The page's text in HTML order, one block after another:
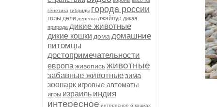
генетика гибриды города россии
горы дели деревья джайпур дикая
природа дикие животные
дикие кошки дома домашние
питомцы
достопримечательности
европа живописьживотные
забавные животныезима
зоопарк игровые автоматы
игры израиль индия
интересное интересное о кошках